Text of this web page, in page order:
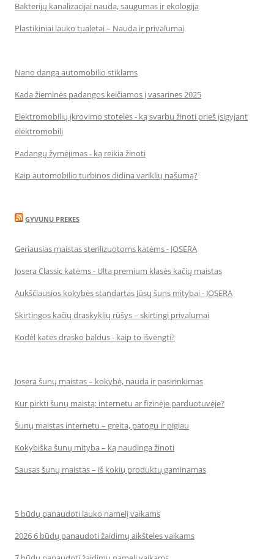
Bakterijų kanalizacijai nauda, saugumas ir ekologija
Plastikiniai lauko tualetai – Nauda ir privalumai
Nano danga automobilio stiklams
Kada žieminės padangos keičiamos į vasarines 2025
Elektromobilių įkrovimo stotelės - ką svarbu žinoti prieš įsigyjant
elektromobilį
Padangų žymėjimas - ką reikia žinoti
Kaip automobilio turbinos didina variklių našumą?
GYVUNU PREKES
Geriausias maistas sterilizuotoms katėms - JOSERA
Josera Classic katėms - Ulta premium klasės kačių maistas
Aukščiausios kokybės standartas Jūsų šuns mitybai - JOSERA
Skirtingos kačių draskyklių rūšys – skirtingi privalumai
Kodėl katės drasko baldus - kaip to išvengti?
Josera šunų maistas – kokybė, nauda ir pasirinkimas
Kur pirkti šunų maistą: internetu ar fizinėje parduotuvėje?
Šunų maistas internetu – greita, patogu ir pigiau
Kokybiška šunų mityba – ką naudinga žinoti
Sausas šunų maistas – iš kokių produktų gaminamas
5 būdų panaudoti lauko namelį vaikams
2026 6 būdų panaudoti žaidimų aikšteles vaikams